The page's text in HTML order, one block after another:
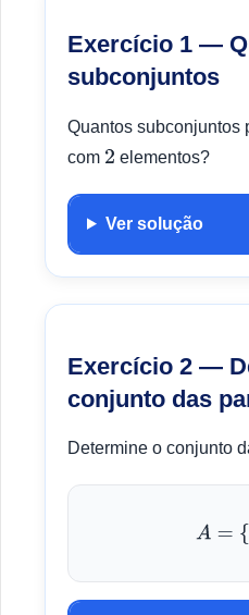
Exercício 1 —
subconjuntos
Quantos subconjuntos
com 2 elementos?
Ver solução
Exercício 2 —
conjunto das
Determine o conjunto
A= {